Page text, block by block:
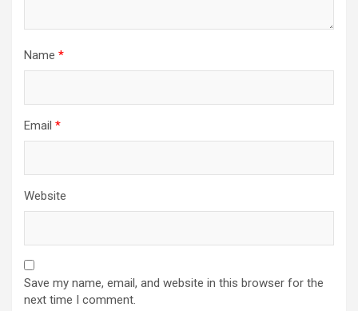
Name *
Email *
Website
Save my name, email, and website in this browser for the
next time I comment.